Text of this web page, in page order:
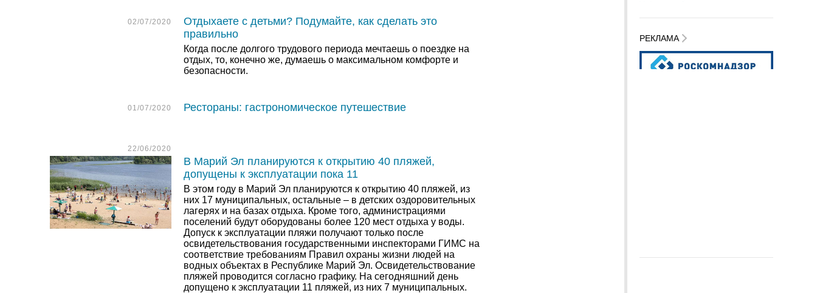
02/07/2020
Отдыхаете с детьми? Подумайте, как сделать это
правильно
Когда после долгого трудового периода мечтаешь о поездке на
отдых, то, конечно же, думаешь о максимальном комфорте и
безопасности.
01/07/2020 Рестораны: гастрономическое путешествие
22/06/2020
В Марий Эл планируются к открытию 40 пляжей,
допущены к эксплуатации пока 11
В этом году в Марий Эл планируются к открытию 40 пляжей, из
них 17 муниципальных, остальные – в детских оздоровительных
лагерях и на базах отдыха. Кроме того, администрациями
поселений будут оборудованы более 120 мест отдыха у воды.
Допуск к эксплуатации пляжи получают только после
освидетельствования государственными инспекторами ГИМС на
соответствие требованиям Правил охраны жизни людей на
водных объектах в Республике Марий Эл. Освидетельствование
пляжей проводится согласно графику. На сегодняшний день
допущено к эксплуатации 11 пляжей, из них 7 муниципальных.
РЕКЛАМА